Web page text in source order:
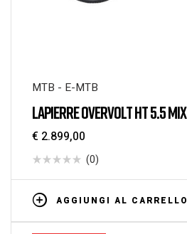
MTB - E-MTB
LAPIERRE OVERVOLT HT 5.5 MIX
€ 2.899,00
(0)
AGGIUNGI AL CARRELLO